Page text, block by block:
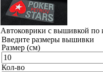
Автоковрики с вышивкой по
Введите размеры вышивки
Размер (см)
Кол-во